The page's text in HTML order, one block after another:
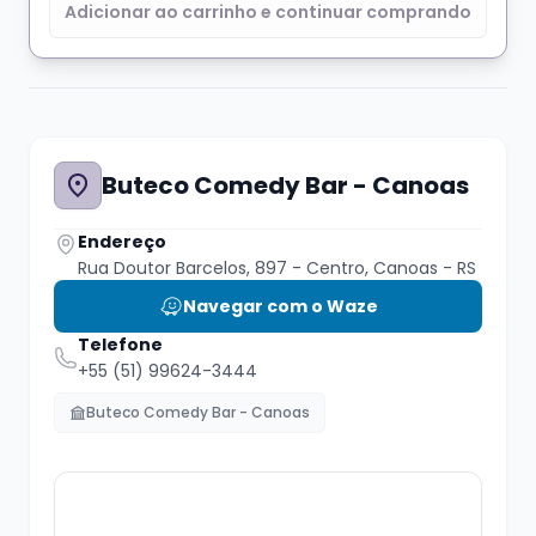
TRI.RS.
Os ingressos têm validade até o início do
show.
É isso, divirta-se!
Adicionar ao carrinho e continuar comprando
Buteco Comedy Bar - Canoas
Endereço
Rua Doutor Barcelos, 897 - Centro, Canoas - RS
Navegar com o Waze
Telefone
+55 (51) 99624-3444
Buteco Comedy Bar - Canoas